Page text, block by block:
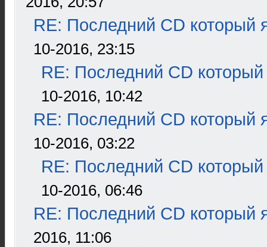
RE: Последний CD который
10-2016, 23:15
RE: Последний CD который
10-2016, 10:42
RE: Последний CD который
10-2016, 03:22
RE: Последний CD который
10-2016, 06:46
RE: Последний CD который
2016, 11:06